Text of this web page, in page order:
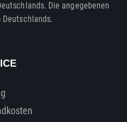
Die angegebenen